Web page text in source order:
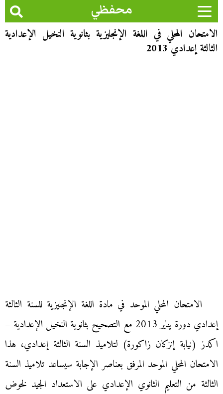
محفظي
الامتحان المحلي في اللغة الإنجليزية بثانوية النخيل الإعدادية
الثالثة إعدادي 2013
الامتحان المحلي الموحد في مادة اللغة الإنجليزية للسنة الثالثة
إعدادي دورة يناير 2013 مع التصحيح بثانوية النخيل الإعدادية –
اكدز (نيابة إنزكان زاكورة) لتلاميذ السنة الثالثة إعدادي، هذا
الامتحان المحلي الموحد المرفق بعناصر الإجابة سيساعد تلاميذ السنة
الثالثة من التعليم الثانوي الإعدادي على الاستعداد الجيد لخوض